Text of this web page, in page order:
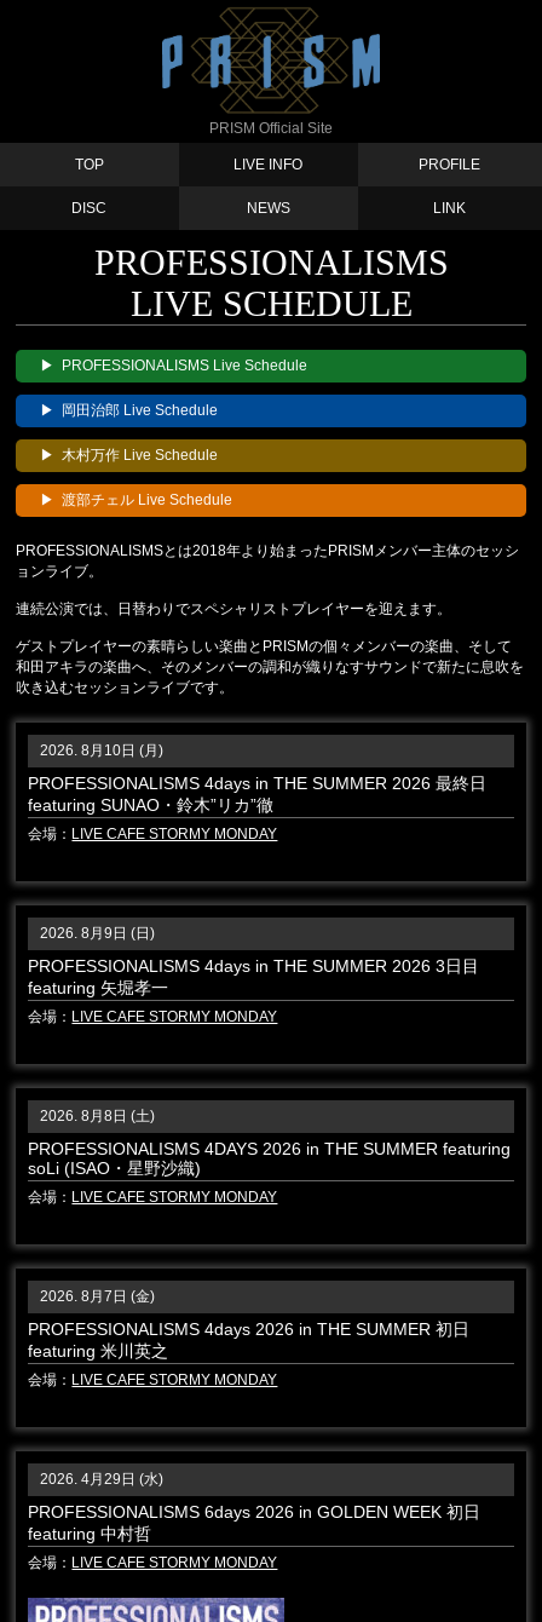
PRISM Official Site
TOP LIVE INFO PROFILE
DISC NEWS LINK
PROFESSIONALISMS
LIVE SCHEDULE
▶ PROFESSIONALISMS Live Schedule
▶ 岡田治郎 Live Schedule
▶ 木村万作 Live Schedule
▶渡部チェル Live Schedule
PROFESSIONALISMSとは2018年より始まったPRISMメンバー主体のセッシ
ョンライブ。
連続公演では、日替わりでスペシャリストプレイヤーを迎えます。
ゲストプレイヤーの素晴らしい楽曲とPRISMの個々メンバーの楽曲、そして
和田アキラの楽曲へ、そのメンバーの調和が織りなすサウンドで新たに息吹を
吹き込むセッションライブです。
2026. 8月10日 (月)
PROFESSIONALISMS 4days in THE SUMMER 2026 最終日
featuring SUNAO・鈴木”リカ”徹
会場： LIVE CAFE STORMY MONDAY
2026. 8月9日 (日)
PROFESSIONALISMS 4days in THE SUMMER 2026 3日目
featuring 矢堀孝一
会場： LIVE CAFE STORMY MONDAY
2026. 8月8日 (土)
PROFESSIONALISMS 4DAYS 2026 in THE SUMMER featuring
soLi (ISAO・星野沙織)
会場： LIVE CAFE STORMY MONDAY
2026. 8月7日 (金)
PROFESSIONALISMS 4days 2026 in THE SUMMER 初日
featuring 米川英之
会場： LIVE CAFE STORMY MONDAY
2026. 4月29日 (水)
PROFESSIONALISMS 6days 2026 in GOLDEN WEEK 初日
featuring 中村哲
会場： LIVE CAFE STORMY MONDAY